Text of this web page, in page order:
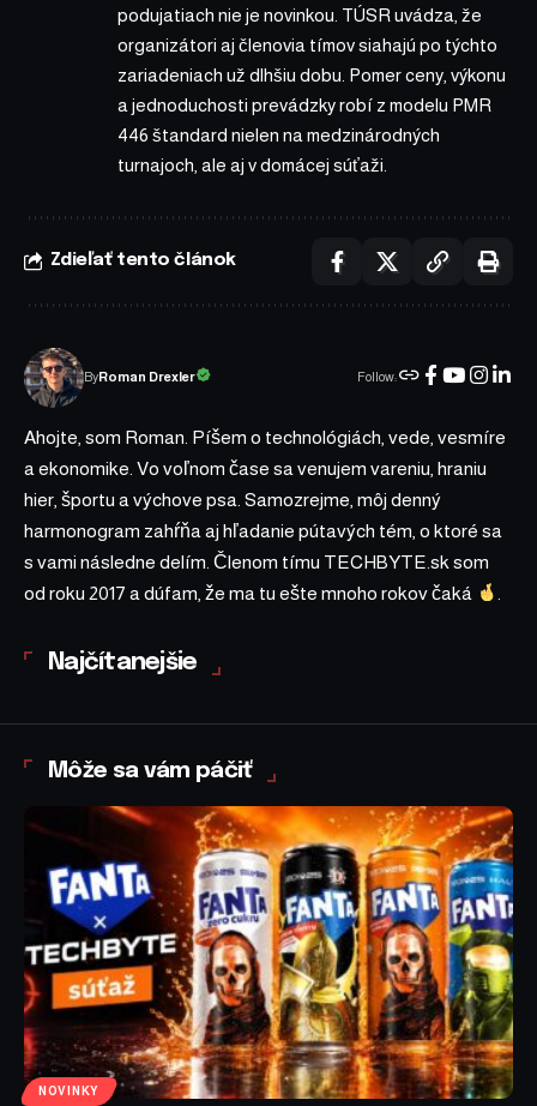
podujatiach nie je novinkou. TÚSR uvádza, že
organizátori aj členovia tímov siahajú po týchto
zariadeniach už dlhšiu dobu. Pomer ceny, výkonu
a jednoduchosti prevádzky robí z modelu PMR
446 štandard nielen na medzinárodných
turnajoch, ale aj v domácej súťaži.
Zdieľať tento článok
ByRoman Drexler Follow:
Ahojte, som Roman. Píšem o technológiách, vede, vesmíre
a ekonomike. Vo voľnom čase sa venujem vareniu, hraniu
hier, športu a výchove psa. Samozrejme, môj denný
harmonogram zahŕňa aj hľadanie pútavých tém, o ktoré sa
s vami následne delím. Členom tímu TECHBYTE.sk som
od roku 2017 a dúfam, že ma tu ešte mnoho rokov čaká
Najčítanejšie
Môže sa vám páčiť
NOVINKY